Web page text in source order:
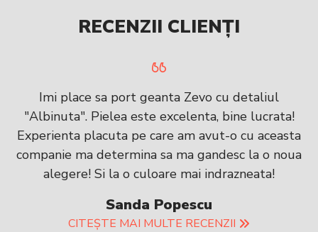
RECENZII CLIENȚI
Imi place sa port geanta Zevo cu detaliul
"Albinuta". Pielea este excelenta, bine lucrata!
Experienta placuta pe care am avut-o cu aceasta
companie ma determina sa ma gandesc la o noua
alegere! Si la o culoare mai indrazneata!
Sanda Popescu
CITEȘTE MAI MULTE RECENZII